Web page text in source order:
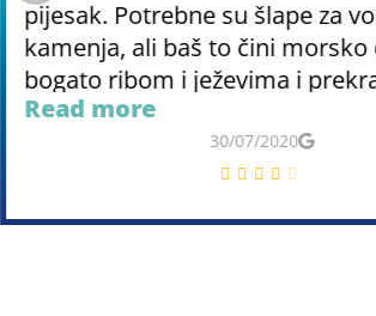
pijesak. Potrebne su šlape za
kamenja, ali baš to čini morsko
bogato ribom i ježevima i
ronjenje s maskom. Vrlo čiste
zapravo uvijek je tu gospođa
dan, moram ju pohvaliti. Jeli
Read more
30/07/2020